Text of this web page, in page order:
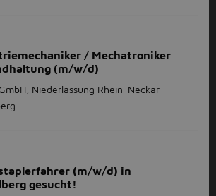
/ Mechatroniker
(m/w/d)
Niederlassung Rhein-Neckar
(m/w/d) in
gesucht!